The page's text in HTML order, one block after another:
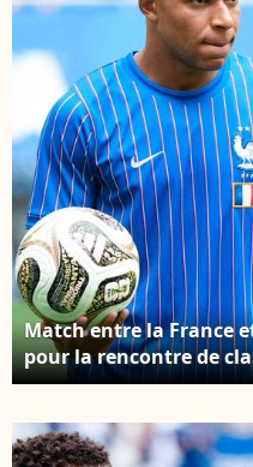
Photo par
Imago/PsnewZ/
Match entre la France
pour la rencontre de
de la Coupe du monde
samedi 18 juillet 2026.